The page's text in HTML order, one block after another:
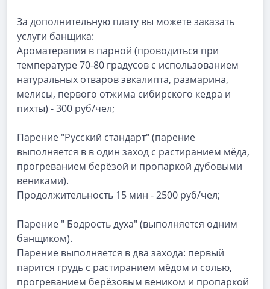
За дополнительную плату вы можете заказать
услуги банщика:
Ароматерапия в парной (проводиться при
температуре 70-80 градусов с использованием
натуральных отваров эвкалипта, размарина,
мелисы, первого отжима сибирского кедра и
пихты) - 300 руб/чел;
Парение "Русский стандарт" (парение
выполняется в в один заход с растиранием мёда,
прогреванием берёзой и пропаркой дубовыми
вениками).
Продолжительность 15 мин - 2500 руб/чел;
Парение " Бодрость духа" (выполняется одним
банщиком).
Парение выполняется в два захода: первый
парится грудь с растиранием мёдом и солью,
прогреванием берёзовым веником и пропаркой